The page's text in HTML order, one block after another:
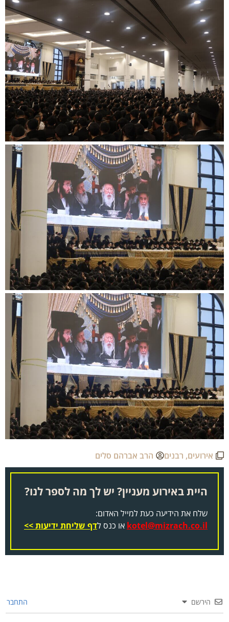
אירועים,רבנים הרב אברהם סלים
היית באירוע מעניין? יש לך מה לספר לנו?
שלח את הידיעה כעת למייל האדום:
kotel@mizrach.co.ilאו כנס לדף שליחת ידיעות >>
הירשם התחבר